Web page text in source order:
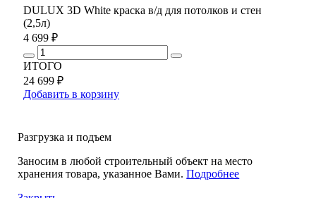
DULUX 3D White краска в/д для потолков и стен
(2,5л)
4 699 ₽
ИТОГО
24 699 ₽
Добавить в корзину
Разгрузка и подъем
Заносим в любой строительный объект на место
хранения товара, указанное Вами.Подробнее